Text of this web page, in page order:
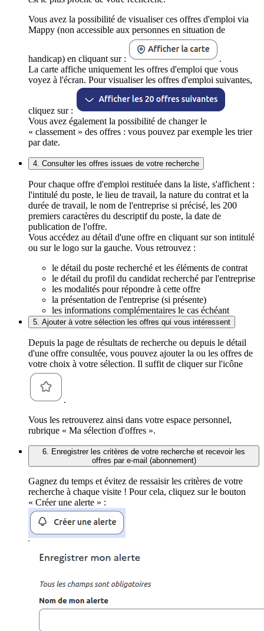
Vous avez la possibilité de visualiser ces offres d'emploi via
Mappy (non accessible aux personnes en situation de
handicap) en cliquant sur :
.
La carte affiche uniquement les offres d'emploi que vous
voyez à l'écran. Pour visualiser les offres d'emploi suivantes,
cliquez sur :
Vous avez également la possibilité de changer le
« classement » des offres : vous pouvez par exemple les trier
par date.
4. Consulter les offres issues de votre recherche
Pour chaque offre d'emploi restituée dans la liste, s'affichent :
l'intitulé du poste, le lieu de travail, la nature du contrat et la
durée de travail, le nom de l'entreprise si précisé, les 200
premiers caractères du descriptif du poste, la date de
publication de l'offre.
Vous accédez au détail d'une offre en cliquant sur son intitulé
ou sur le logo sur la gauche. Vous retrouvez :
le détail du poste recherché et les éléments de contrat
le détail du profil du candidat recherché par l'entreprise
les modalités pour répondre à cette offre
la présentation de l'entreprise (si présente)
les informations complémentaires le cas échéant
5. Ajouter à votre sélection les offres qui vous intéressent
Depuis la page de résultats de recherche ou depuis le détail
d'une offre consultée, vous pouvez ajouter la ou les offres de
votre choix à votre sélection. Il suffit de cliquer sur l'icône
.
Vous les retrouverez ainsi dans votre espace personnel,
rubrique « Ma sélection d'offres ».
6. Enregistrer les critères de votre recherche et recevoir les
offres par e-mail (abonnement)
Gagnez du temps et évitez de ressaisir les critères de votre
recherche à chaque visite ! Pour cela, cliquez sur le bouton
« Créer une alerte » :